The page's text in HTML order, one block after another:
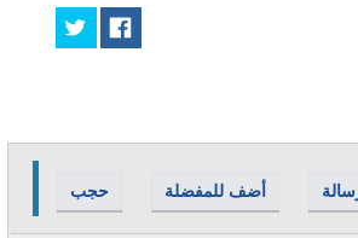
حجب أضف للمفضلة